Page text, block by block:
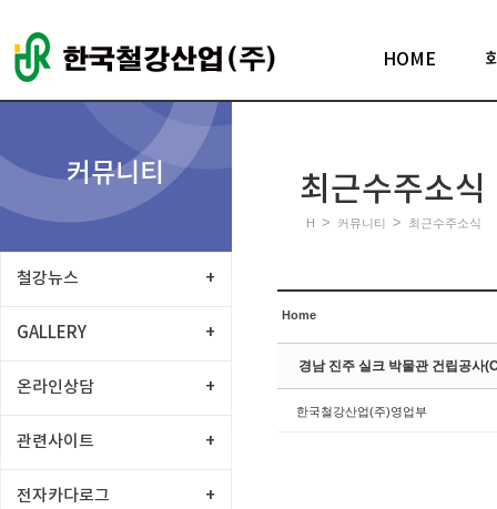
HOME
커뮤니티
철강뉴스 +
GALLERY +
온라인상담 +
관련사이트 +
전자카다로그 +
최근수주소식
H > 커뮤니티 > 최근수주소식
Home
경남 진주 실크 박물관 건립공사
한국철강산업(주)영업부
Sketchbook5, 스케치북5
Sketchbook5, 스케치북5